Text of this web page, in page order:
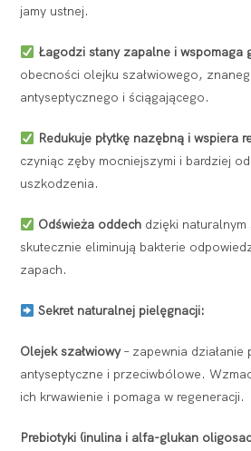
jamy ustnej.
Łagodzi stany zapalne i wspomaga
obecności olejku szałwiowego,
antyseptycznego i ściągającego.
Redukuje płytkę nazębną i wspiera
czyniąc zęby mocniejszymi i bardziej
uszkodzenia.
Odświeża oddech dzięki naturalnym
skutecznie eliminują bakterie
zapach.
Sekret naturalnej pielęgnacji:
Olejek szałwiowy– zapewnia działanie
antyseptyczne i przeciwbólowe.
ich krwawienie i pomaga w regeneracji.
Prebiotyki (inulina i alfa-glukan